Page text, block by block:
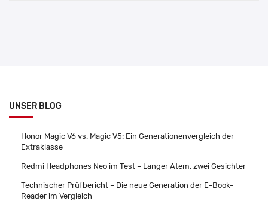
UNSER BLOG
Honor Magic V6 vs. Magic V5: Ein Generationenvergleich der
Extraklasse
Redmi Headphones Neo im Test – Langer Atem, zwei Gesichter
Technischer Prüfbericht – Die neue Generation der E-Book-
Reader im Vergleich